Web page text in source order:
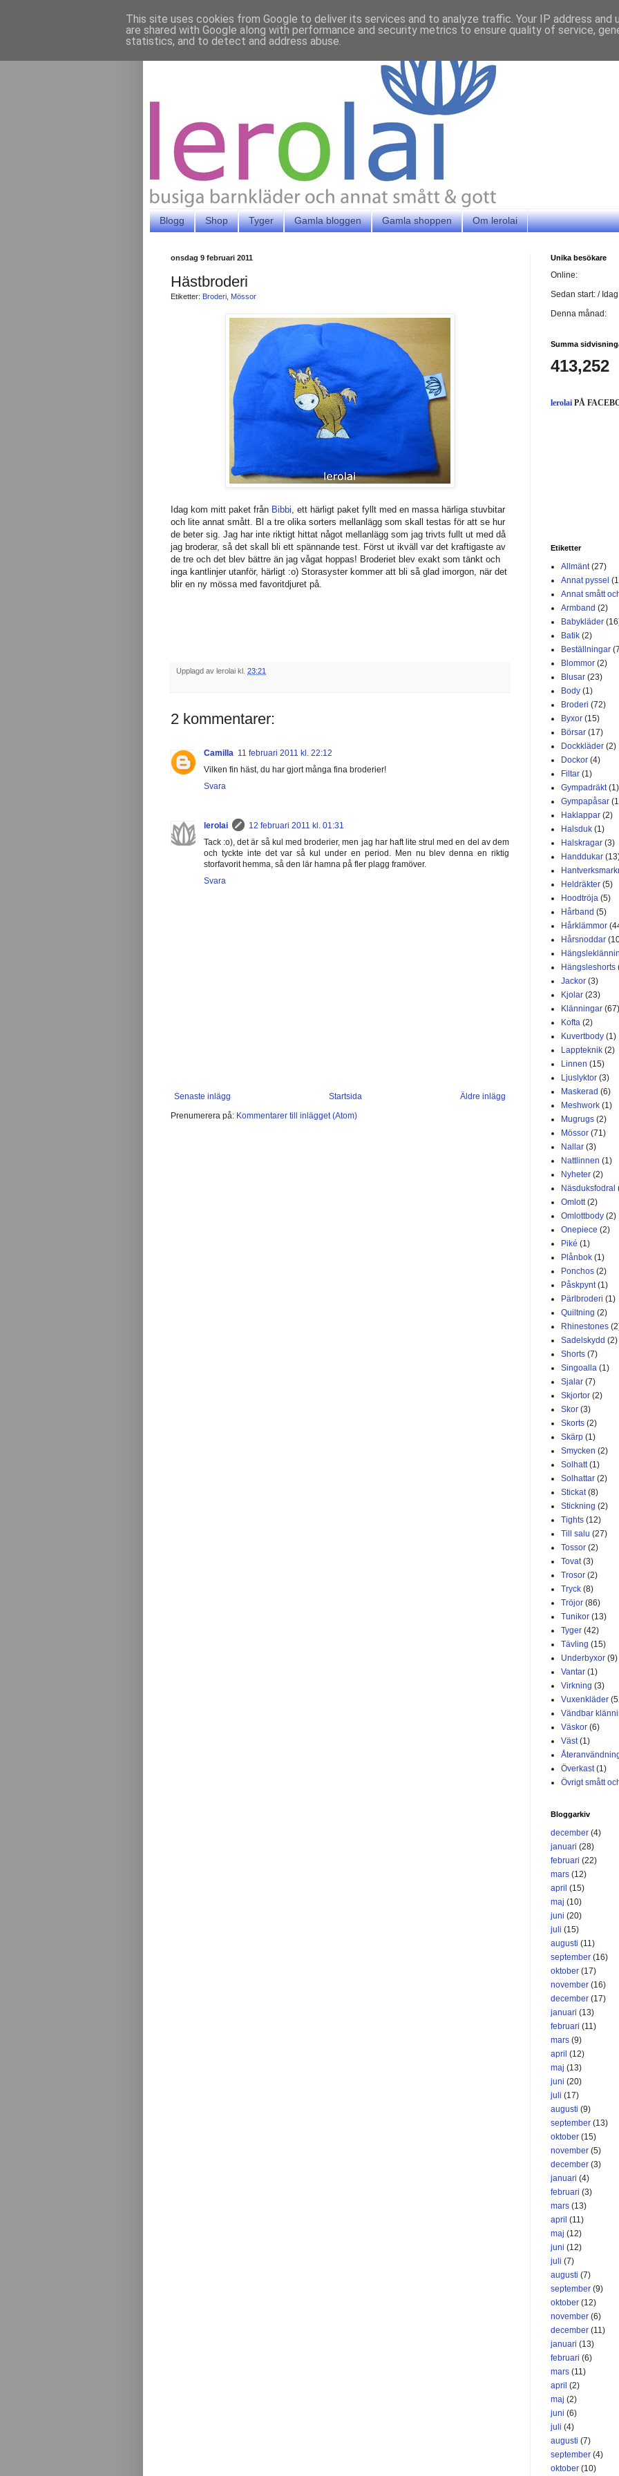
Blogg Shop Tyger Gamla bloggen Gamla shoppen Om lerolai
onsdag 9 februari 2011
Hästbroderi
Etiketter: Broderi Mössor
Idag kom mitt paket från Bibbi, ett härligt paket fyllt med en massa härliga stuvbitar
och lite annat smått. Bl a tre olika sorters mellanlägg som skall testas för att se hur
de beter sig. Jag har inte riktigt hittat något mellanlägg som jag trivts fullt ut med då
jag broderar, så det skall bli ett spännande test. Först ut ikväll var det kraftigaste av
de tre och det blev bättre än jag vågat hoppas! Broderiet blev exakt som tänkt och
inga kantlinjer utanför, härligt :o) Storasyster kommer att bli så glad imorgon, när det
blir en ny mössa med favoritdjuret på.
Upplagd av lerolai kl. 23:21
2 kommentarer:
Camilla 11 februari 2011 kl. 22:12
Vilken fin häst, du har gjort många fina broderier!
Svara
lerolai
12 februari 2011 kl. 01:31
Tack :o), det är så kul med broderier, men jag har haft lite strul med en del av dem
och tyckte inte det var så kul under en period. Men nu blev denna en riktig
storfavorit hemma, så den lär hamna på fler plagg framöver.
Svara
Senaste inlägg Äldre inlägg
Startsida
Prenumerera på: Kommentarer till inlägget (Atom)
Unika besökare
Online:
Sedan start: /
Denna månad:
Summa
413,252
lerolai PÅ
Etiketter
Allmänt (27)
Annat pyssel
Annat smått
Armband (2)
Babykläder
Batik (2)
Beställningar
Blommor (2)
Blusar (23)
Body (1)
Broderi (72)
Byxor (15)
Börsar (17)
Dockkläder (2)
Dockor (4)
Filtar (1)
Gympadräkt (1)
Gympapåsar
Haklappar (2)
Halsduk (1)
Halskragar (3)
Handdukar
Heldräkter (5)
Hoodtröja (5)
Hårband (5)
Hårklämmor
Hårsnoddar
Hängsleshorts
Jackor (3)
Kjolar (23)
Klänningar (67)
Kofta (2)
Kuvertbody (1)
Lappteknik (2)
Linnen (15)
Ljuslyktor (3)
Maskerad (6)
Meshwork (1)
Mugrugs (2)
Mössor (71)
Nallar (3)
Nattlinnen (1)
Nyheter (2)
Näsduksfodral
Omlott (2)
Omlottbody (2)
Onepiece (2)
Piké (1)
Plånbok (1)
Ponchos (2)
Påskpynt (1)
Pärlbroderi (1)
Quiltning (2)
Rhinestones
Sadelskydd (2)
Shorts (7)
Singoalla (1)
Sjalar (7)
Skjortor (2)
Skor (3)
Skorts (2)
Skärp (1)
Smycken (2)
Solhatt (1)
Solhattar (2)
Stickat (8)
Stickning (2)
Tights (12)
Till salu (27)
Tossor (2)
Tovat (3)
Trosor (2)
Tryck (8)
Tröjor (86)
Tunikor (13)
Tyger (42)
Tävling (15)
Underbyxor (9)
Vantar (1)
Virkning (3)
Vuxenkläder
Vändbar
Väskor (6)
Väst (1)
Överkast (1)
Övrigt smått
Bloggarkiv
december (4)
januari (28)
februari (22)
mars (12)
april (15)
maj (10)
juni (20)
juli (15)
augusti (11)
september (16)
oktober (17)
november (16)
december (17)
januari (13)
februari (11)
mars (9)
april (12)
maj (13)
juni (20)
juli (17)
augusti (9)
september (13)
oktober (15)
november (5)
december (3)
januari (4)
februari (3)
mars (13)
april (11)
maj (12)
juni (12)
juli (7)
augusti (7)
september (9)
oktober (12)
november (6)
december (11)
januari (13)
februari (6)
mars (11)
april (2)
maj (2)
juni (6)
juli (4)
augusti (7)
september (4)
oktober (10)
This site uses cookies from Google to deliver its services and to analyze traffic. Your IP address and
are shared with Google along with performance and security metrics to ensure quality of service,
statistics, and to detect and address abuse.